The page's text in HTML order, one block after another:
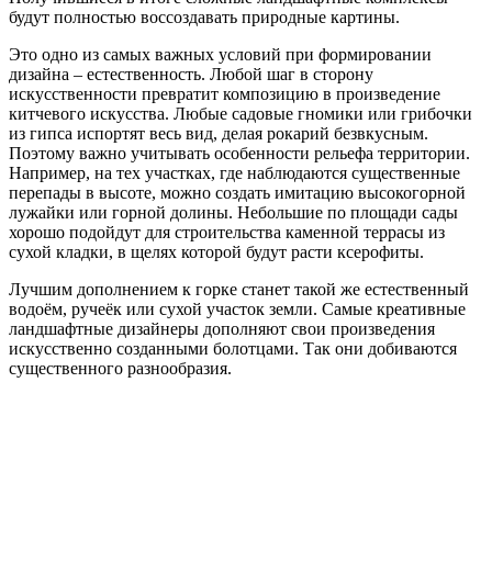
будут полностью воссоздавать природные картины.
Это одно из самых важных условий при формировании
дизайна – естественность. Любой шаг в сторону
искусственности превратит композицию в произведение
китчевого искусства. Любые садовые гномики или грибочки
из гипса испортят весь вид, делая рокарий безвкусным.
Поэтому важно учитывать особенности рельефа территории.
Например, на тех участках, где наблюдаются существенные
перепады в высоте, можно создать имитацию высокогорной
лужайки или горной долины. Небольшие по площади сады
хорошо подойдут для строительства каменной террасы из
сухой кладки, в щелях которой будут расти ксерофиты.
Лучшим дополнением к горке станет такой же естественный
водоём, ручеёк или сухой участок земли. Самые креативные
ландшафтные дизайнеры дополняют свои произведения
искусственно созданными болотцами. Так они добиваются
существенного разнообразия.